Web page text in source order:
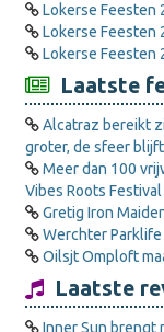
Lokerse Feesten
Lokerse Feesten
Lokerse Feesten
Laatste
Alcatraz bereikt
groter, de sfeer
Meer dan 100
Vibes Roots Festival
Gretig Iron
Werchter
Oilsjt Omploft
Laatste
Inner Sun brengt